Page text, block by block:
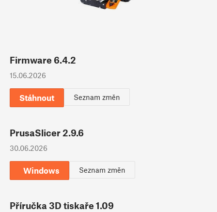
Firmware 6.4.2
15.06.2026
Stáhnout Seznam změn
PrusaSlicer 2.9.6
30.06.2026
Windows Seznam změn
Příručka 3D tiskaře 1.09